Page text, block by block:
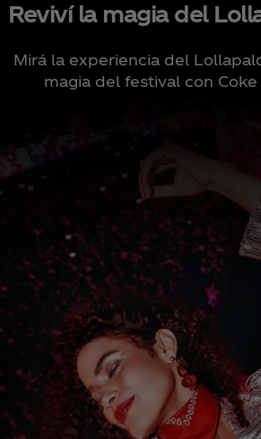
Reviví la magia del
Mirá la experiencia del
magia del festival con Coke